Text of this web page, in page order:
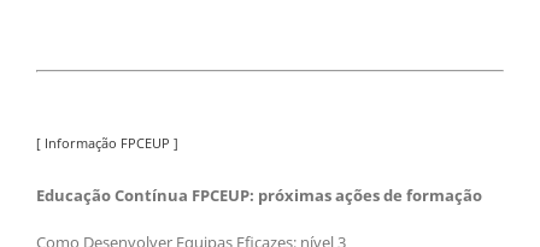
[ Informação FPCEUP ]
Educação Contínua FPCEUP: próximas ações de formação
Como Desenvolver Equipas Eficazes: nível 3